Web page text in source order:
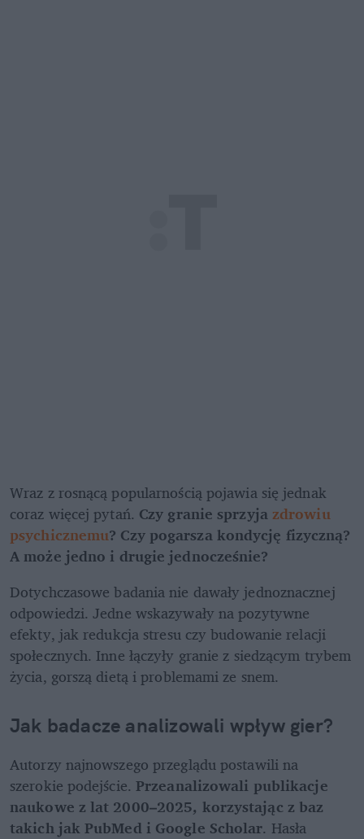
Wraz z rosnącą popularnością pojawia się jednak
coraz więcej pytań. Czy granie sprzyja zdrowiu
psychicznemu? Czy pogarsza kondycję fizyczną?
A może jedno i drugie jednocześnie?
Dotychczasowe badania nie dawały jednoznacznej
odpowiedzi. Jedne wskazywały na pozytywne
efekty, jak redukcja stresu czy budowanie relacji
społecznych. Inne łączyły granie z siedzącym trybem
życia, gorszą dietą i problemami ze snem.
Jak badacze analizowali wpływ gier?
Autorzy najnowszego przeglądu postawili na
szerokie podejście. Przeanalizowali publikacje
naukowe z lat 2000–2025, korzystając z baz
takich jak PubMed i Google Scholar. Hasła